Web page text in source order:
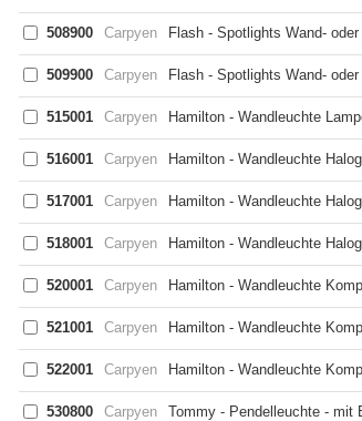
508900 Carpyen Flash - Spotlights Wand-
509900 Carpyen Flash - Spotlights Wand-
515001 Carpyen Hamilton - Wandleuchte
516001 Carpyen Hamilton - Wandleuchte
517001 Carpyen Hamilton - Wandleuchte
518001 Carpyen Hamilton - Wandleuchte
520001 Carpyen Hamilton - Wandleuchte
521001 Carpyen Hamilton - Wandleuchte
522001 Carpyen Hamilton - Wandleuchte
530800 Carpyen Tommy - Pendelleuchte - mit